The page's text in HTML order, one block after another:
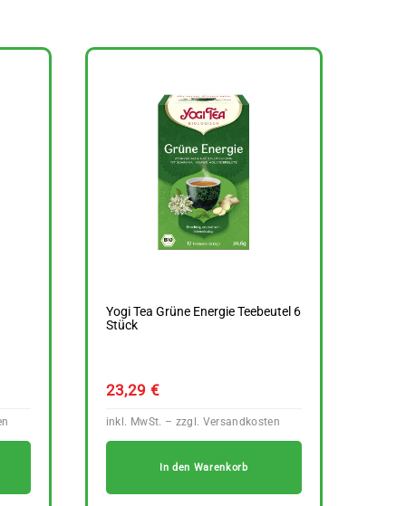
Yogi Tea Grüne Energie Teebeutel 6
Stück
23,29 €
In den Warenkorb